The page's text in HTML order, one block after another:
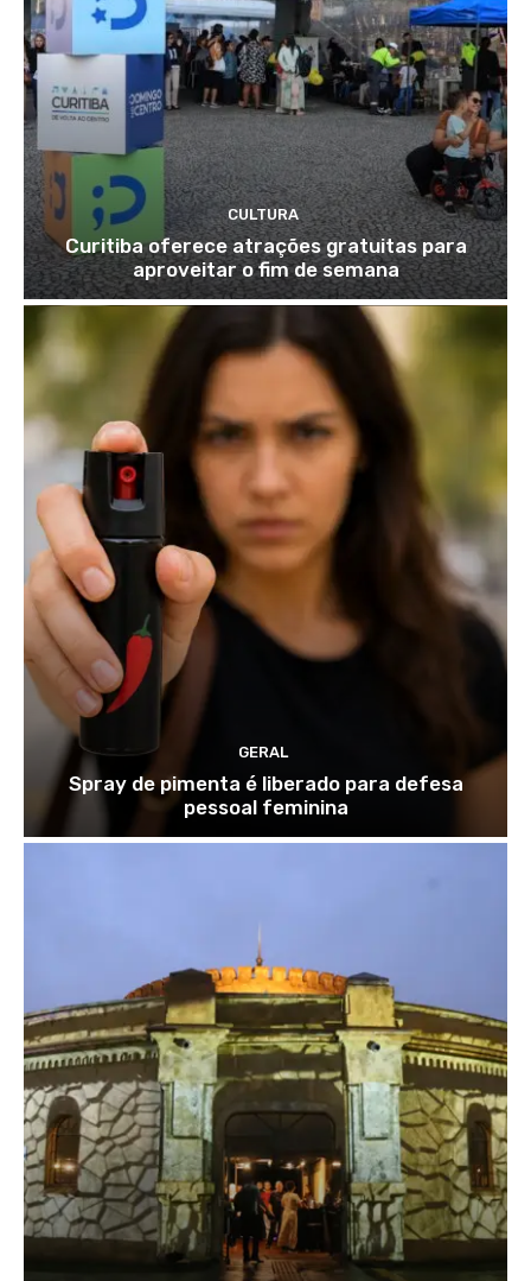
CULTURA
Curitiba oferece atrações gratuitas para
aproveitar o fim de semana
GERAL
Spray de pimenta é liberado para defesa
pessoal feminina